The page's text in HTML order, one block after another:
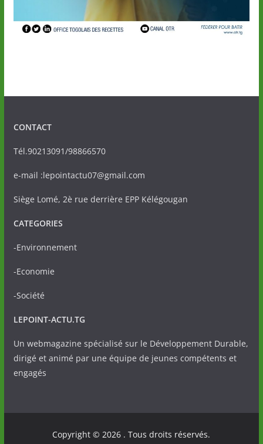
CONTACT
Tél.90213091/98866570
e-mail :lepointactu07@gmail.com
Siège Lomé, 2è rue derrière EPP Kélégougan
CATEGORIES
-Environnement
-Economie
-Société
LEPOINT-ACTU.TG
Un webmagazine spécialisé sur le Développement Durable,
dirigé et animé par une équipe de jeunes compétents et
engagés
Copyright © 2026 . Tous droits réservés.